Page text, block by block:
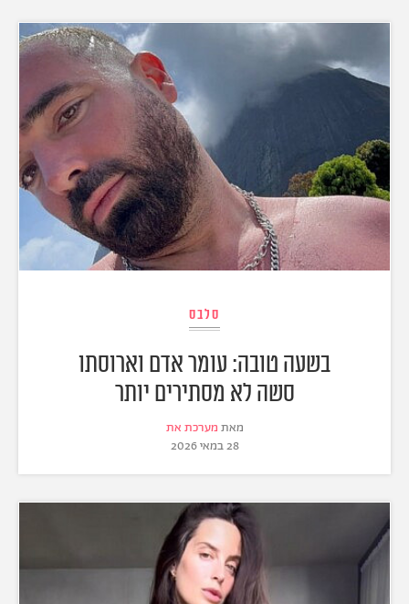
סלבס
בשעה טובה: עומר אדם וארוסתו
סשה לא מסתירים יותר
מאת מערכת את
28 במאי 2026